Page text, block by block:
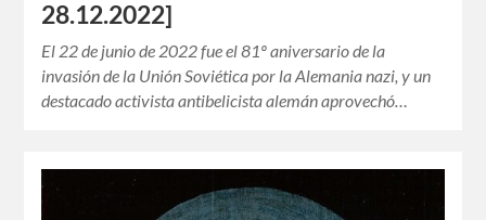
28.12.2022]
El 22 de junio de 2022 fue el 81º aniversario de la
invasión de la Unión Soviética por la Alemania nazi, y un
destacado activista antibelicista alemán aprovechó…